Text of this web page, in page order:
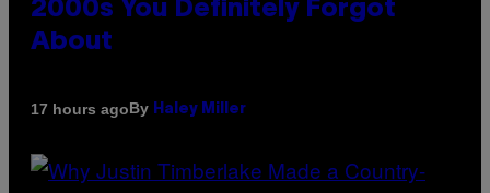
2000s You Definitely Forgot
About
17 hours agoBy Haley Miller